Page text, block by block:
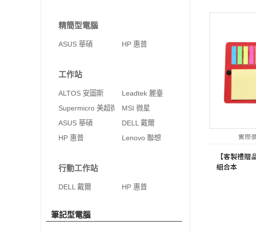
精簡型電腦
ASUS 華碩 HP 惠普
工作站
ALTOS 安圖斯
Leadtek 麗臺
Supermicro 美超微
MSI 微星
ASUS 華碩
DELL 戴爾
HP 惠普
Lenovo 聯想
行動工作站
DELL 戴爾 HP 惠普
筆記型電腦
實際
【客製禮
組合本